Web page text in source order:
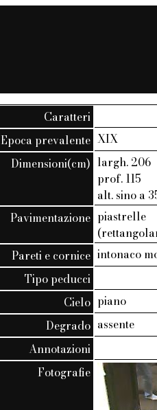
Caratteri
Epoca prevalente XIX
Dimensioni(cm) largh. 206
prof. 115
alt. sino a
Pavimentazione piastrelle
Pareti e cornice intonaco
Tipo peducci
Cielo piano
Degrado assente
Annotazioni
Fotografie